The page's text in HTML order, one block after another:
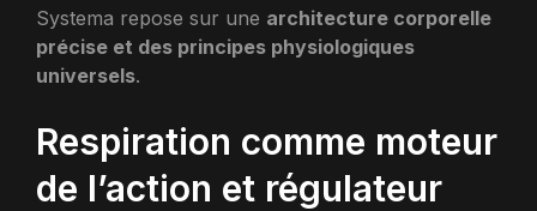
Systema repose sur une architecture corporelle
précise et des principes physiologiques
universels.
Respiration comme moteur
de l’action et régulateur